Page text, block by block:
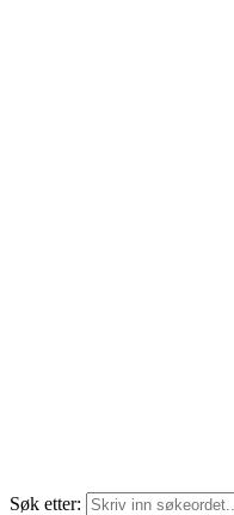
Søk etter: